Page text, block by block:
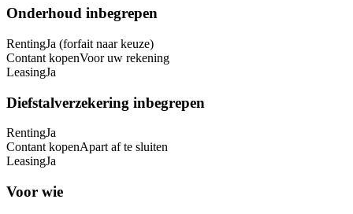
Onderhoud inbegrepen
RentingJa (forfait naar keuze)
Contant kopenVoor uw rekening
LeasingJa
Diefstalverzekering inbegrepen
RentingJa
Contant kopenApart af te sluiten
LeasingJa
Voor wie